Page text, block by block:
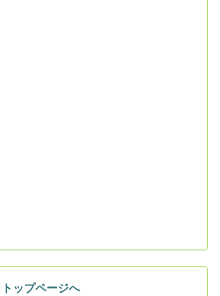
トップページへ